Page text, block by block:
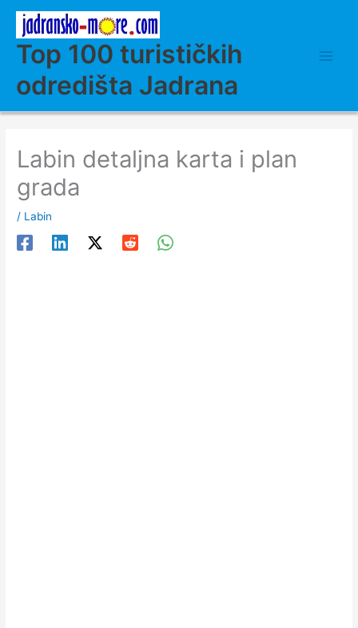
contentTop 100 turističkih
odredišta Jadrana
Labin detaljna karta i plan
grada
/ Labin